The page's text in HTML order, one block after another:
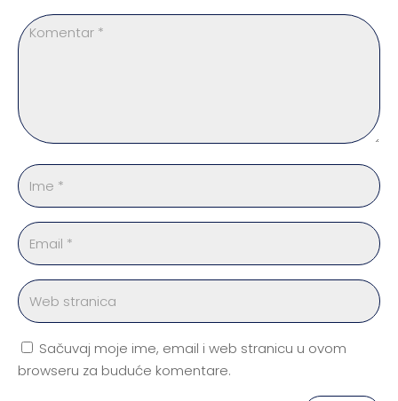
Sačuvaj moje ime, email i web stranicu u ovom
browseru za buduće komentare.